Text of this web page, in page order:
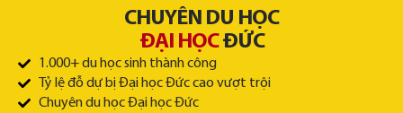
CHUYÊN DU HỌC
ĐẠI HỌCĐỨC
1.000+ du học sinh thành công
Tỷ lệ đỗ dự bị Đại học Đức cao vượt trội
Chuyên du học Đại học Đức